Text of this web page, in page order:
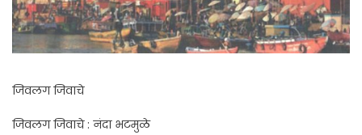
जिवलग जिवाचे
जिवलग जिवाचे : नंदा भटमुळे